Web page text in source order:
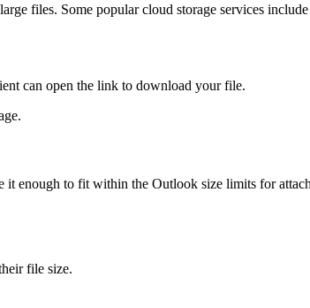
files. Some popular cloud storage services
can open the link to download your file.
it enough to fit within the Outlook size limits for
file size.